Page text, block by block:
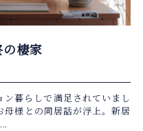
棲家
暮らしで満足されていまし
様との同居話が浮上。新居